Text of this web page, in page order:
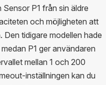
P1 från sin äldre
och möjligheten att
tidigare modellen hade
P1 ger användaren
mellan 1 och 200
inställningen kan du